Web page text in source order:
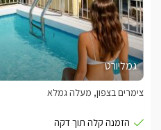
גמליורט
צימרים בצפון, מעלה גמלא